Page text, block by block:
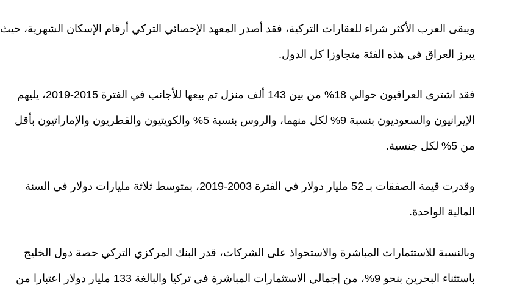
ويبقى العرب الأكثر شراء للعقارات التركية، فقد أصدر المعهد الإحصائي التركي أرقام الإسكان الشهرية، حيث
يبرز العراق في هذه الفئة متجاوزا كل الدول.
فقد اشترى العراقيون حوالي 18% من بين 143 ألف منزل تم بيعها للأجانب في الفترة 2015-2019، يليهم
الإيرانيون والسعوديون بنسبة 9% لكل منهما، والروس بنسبة 5% والكويتيون والقطريون والإماراتيون بأقل
من 5% لكل جنسية.
وقدرت قيمة الصفقات بـ 52 مليار دولار في الفترة 2003-2019، بمتوسط ثلاثة مليارات دولار في السنة
المالية الواحدة.
وبالنسبة للاستثمارات المباشرة والاستحواذ على الشركات، قدر البنك المركزي التركي حصة دول الخليج
باستثناء البحرين بنحو 9%، من إجمالي الاستثمارات المباشرة في تركيا والبالغة 133 مليار دولار اعتبارا من